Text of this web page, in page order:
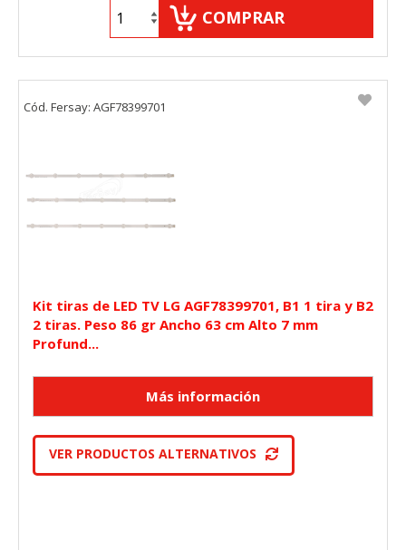
COMPRAR
Kit tiras de LED TV LG AGF78399701, B1 1 tira y B2
2 tiras. Peso 86 gr Ancho 63 cm Alto 7 mm
Profund...
VER PRODUCTOS ALTERNATIVOS
Cód. Fersay: AGF78399701